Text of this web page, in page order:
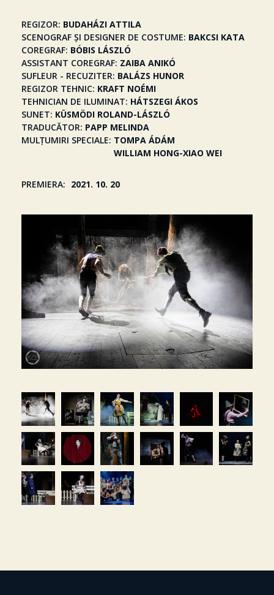
REGIZOR BUDAHÁZI ATTILA
SCENOGRAF ȘI DESIGNER DE COSTUME BAKCSI KATA
COREGRAF BÓBIS LÁSZLÓ
ASSISTANT COREGRAF ZAIBA ANIKÓ
SUFLEUR - RECUZITER BALÁZS HUNOR
REGIZOR TEHNIC KRAFT NOÉMI
TEHNICIAN DE ILUMINAT HÁTSZEGI ÁKOS
SUNET KÜSMÖDI ROLAND-LÁSZLÓ
TRADUCĂTOR PAPP MELINDA
MULȚUMIRI SPECIALE TOMPA ÁDÁM
WILLIAM HONG-XIAO WEI
PREMIERA 2021. 10. 20